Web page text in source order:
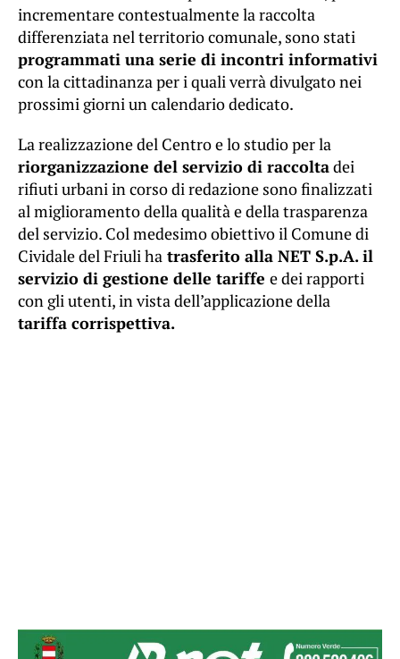
incrementare contestualmente la raccolta
differenziata nel territorio comunale, sono stati
programmati una serie di incontri informativi
con la cittadinanza per i quali verrà divulgato nei
prossimi giorni un calendario dedicato.
La realizzazione del Centro e lo studio per la
riorganizzazione del servizio di raccoltadei
rifiuti urbani in corso di redazione sono finalizzati
al miglioramento della qualità e della trasparenza
del servizio. Col medesimo obiettivo il Comune di
Cividale del Friuli ha trasferito alla NET S.p.A. il
servizio di gestione delle tariffe e dei rapporti
con gli utenti, in vista dell’applicazione della
tariffa corrispettiva.